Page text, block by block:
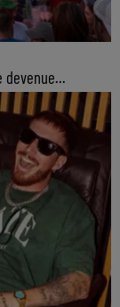
devenue...